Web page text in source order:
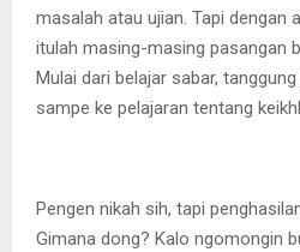
masalah atau ujian. Tapi dengan
itulah masing-masing pasangan
Mulai dari belajar sabar,
sampe ke pelajaran tentang
Pengen nikah sih, tapi
Gimana dong? Kalo ngomongin